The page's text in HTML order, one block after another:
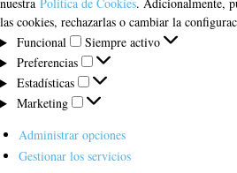
nuestra Política de Cookies. Adicionalmente,
las cookies, rechazarlas o cambiar la
Funcional
Funcional
Siempre activo
Preferencias
Preferencias
Estadísticas
Estadísticas
Marketing
Marketing
Administrar opciones
Gestionar los servicios